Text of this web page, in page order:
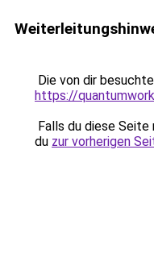
Die von dir
https://
Falls du diese
du zur vorherigen